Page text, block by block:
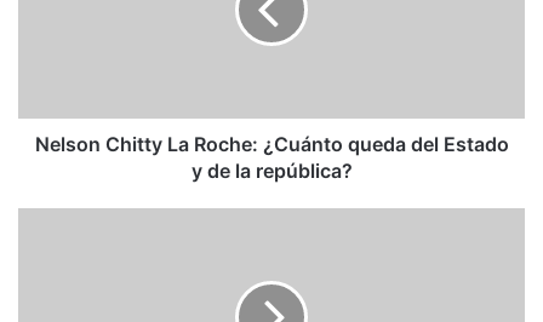
de
Nelson Chitty La Roche: ¿Cuánto queda del Estado
y de la república?